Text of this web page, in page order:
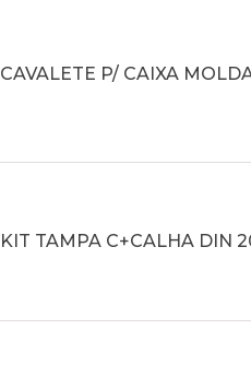
CAVALETE P/ CAIXA
KIT TAMPA C+CALHA DIN